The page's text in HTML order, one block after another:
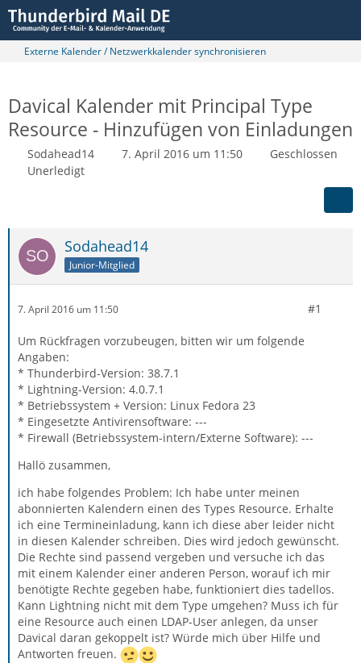
Externe Kalender / Netzwerkkalender synchronisieren
Davical Kalender mit Principal Type
Resource - Hinzufügen von Einladungen
Sodahead14 7. April 2016 um 11:50
Geschlossen
Unerledigt
Sodahead14
Junior-Mitglied
7. April 2016 um 11:50 #1
Um Rückfragen vorzubeugen, bitten wir um folgende
Angaben:
* Thunderbird-Version: 38.7.1
* Lightning-Version: 4.0.7.1
* Betriebssystem + Version: Linux Fedora 23
* Eingesetzte Antivirensoftware: ---
* Firewall (Betriebssystem-intern/Externe Software): ---
Hallö zusammen,
ich habe folgendes Problem: Ich habe unter meinen
abonnierten Kalendern einen des Types Resource. Erhalte
ich eine Termineinladung, kann ich diese aber leider nicht
in diesen Kalender schreiben. Dies wird jedoch gewünscht.
Die Rechte sind passend vergeben und versuche ich das
mit einem Kalender einer anderen Person, worauf ich mir
benötigte Rechte gegeben habe, funktioniert dies tadellos.
Kann Lightning nicht mit dem Type umgehen? Muss ich für
eine Resource auch einen LDAP-User anlegen, da unser
Davical daran gekoppelt ist? Würde mich über Hilfe und
Antworten freuen.